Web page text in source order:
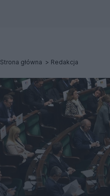
Strona główna Redakcja